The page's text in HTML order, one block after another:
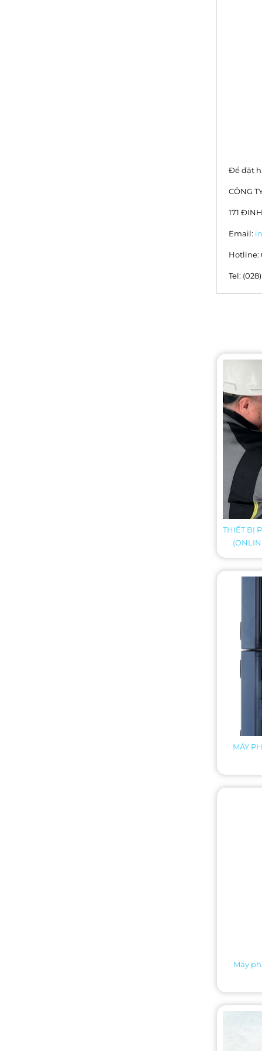
Để đặt
CÔNG
171
Email:
Hotline:
Tel:
THIẾT BỊ
MÁY
Máy